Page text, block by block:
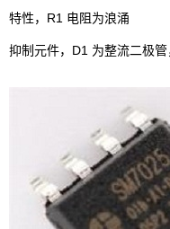
特性，R1 电阻为浪涌
抑制元件，D1 为整流二极管